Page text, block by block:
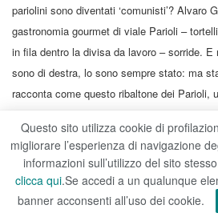
pariolini sono diventati ‘comunisti’? Alvaro
gastronomia gourmet di viale Parioli –
in fila dentro la divisa da lavoro – sorride. E
sono di destra, lo sono sempre stato: ma
racconta come questo ribaltone dei Parioli,
signor Gargani ci sta dal ‘60. Dice
sempre “Alva’, qui da te passa tutta l’Italia
chi conta si è stufato. E ha messo la
voi, a destra c’era qualcuno da votare?
Questo sito utilizza cookie di
migliorare l’esperienza di navigazione
informazioni sull’utilizzo del sito
clicca qui.Se accedi a un qualunque
banner acconsenti all’uso dei cookie.